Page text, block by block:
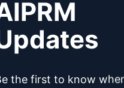
Prompt:
de los conceptos y
the first to know